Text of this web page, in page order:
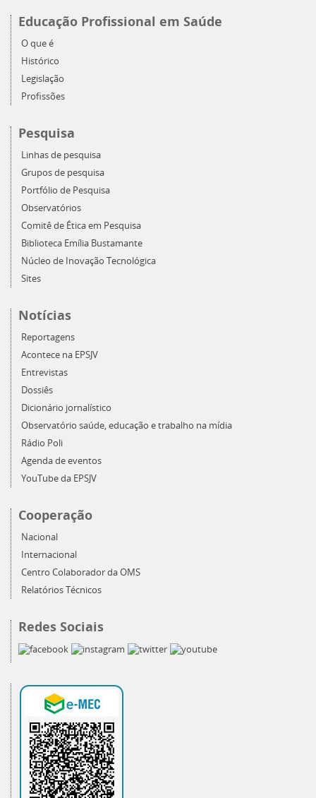
Educação Profissional em Saúde
O que é
Histórico
Legislação
Profissões
Pesquisa
Linhas de pesquisa
Grupos de pesquisa
Portfólio de Pesquisa
Observatórios
Comitê de Ética em Pesquisa
Biblioteca Emília Bustamante
Núcleo de Inovação Tecnológica
Sites
Notícias
Reportagens
Acontece na EPSJV
Entrevistas
Dossiês
Dicionário jornalístico
Observatório saúde, educação e trabalho na mídia
Rádio Poli
Agenda de eventos
YouTube da EPSJV
Cooperação
Nacional
Internacional
Centro Colaborador da OMS
Relatórios Técnicos
Redes Sociais